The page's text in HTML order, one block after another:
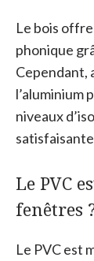
Le bois
phonique
Cependant,
l’aluminium
niveaux
Le PVC
fenêtres
Le PVC est